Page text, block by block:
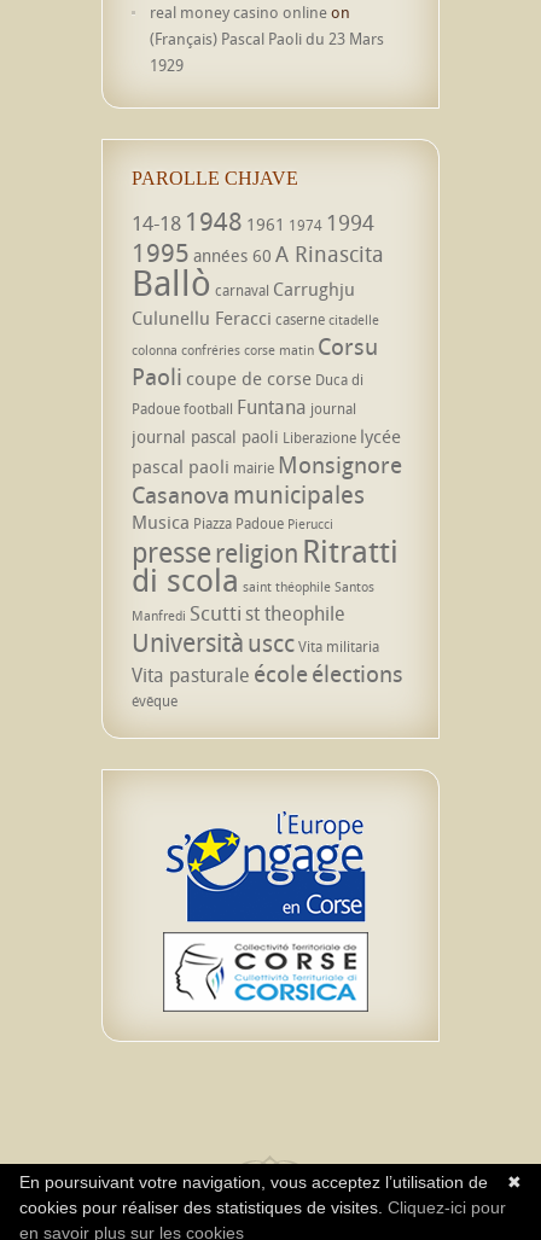
real money casino onlineon
(Français) Pascal Paoli du 23 Mars
1929
PAROLLE CHJAVE
14-18 1948 1961 1974 1994
1995 années 60 A Rinascita
Ballò carnaval Carrughju
Culunellu Feracci caserne citadelle
colonna confréries corse matin Corsu
Paoli coupe de corse Duca di
Padouefootball Funtana journal
journal pascal paoli Liberazione lycée
pascal paoli mairie Monsignore
Casanova municipales
Musica Piazza Padoue Pierucci
pressereligion Ritratti
di scola saint théophile Santos
Manfredi Scuttist theophile
UniversitàusccVita militaria
Vita pasturale écoleélections
évêque
Realisazione Impresa Neuromediasoft – Diritti
✖
En poursuivant votre navigation, vous acceptez l’utilisation de
cookies pour réaliser des statistiques de visites. Cliquez-ici pour
en savoir plus sur les cookies